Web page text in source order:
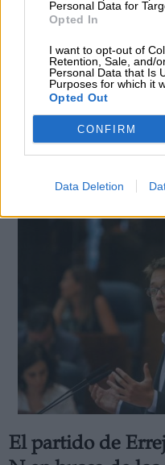
Personal Data for
Opted In
I want to opt-out of
Retention, Sale, and/
Personal Data that Is
Purposes for which it
Opted Out
CONFIRM
Data Deletion
Pedro Sánchez
dormiría
inexpertos’ de
Hacienda o Trabajo
Jose Luis Martín
Más artículos de este autor
El partido de